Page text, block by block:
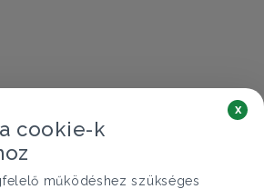
cookie-k
működéshez szükséges
x